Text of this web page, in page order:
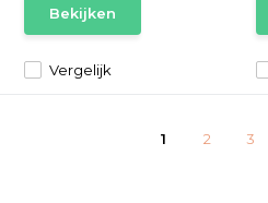
Vergelijk
Bekijken
1 2 3